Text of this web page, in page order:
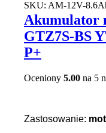
SKU: AM-12V-
Akumulator
GTZ7S-BS
P+
Oceniony 5.00 na 5
Zastosowanie: